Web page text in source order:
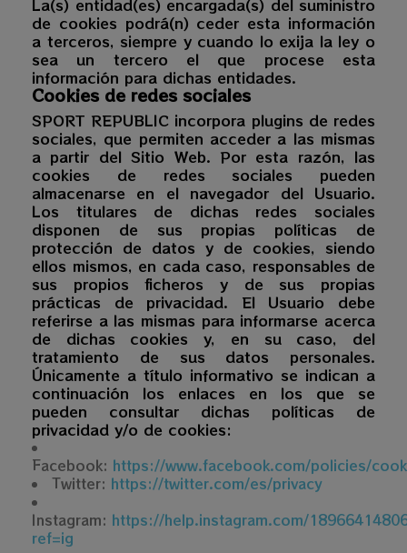
La(s) entidad(es) encargada(s) del suministro
de cookies podrá(n) ceder esta información
a terceros, siempre y cuando lo exija la ley o
sea un tercero el que procese esta
información para dichas entidades.
Cookies de redes sociales
SPORT REPUBLIC incorpora plugins de redes
sociales, que permiten acceder a las mismas
a partir del Sitio Web. Por esta razón, las
cookies de redes sociales pueden
almacenarse en el navegador del Usuario.
Los titulares de dichas redes sociales
disponen de sus propias políticas de
protección de datos y de cookies, siendo
ellos mismos, en cada caso, responsables de
sus propios ficheros y de sus propias
prácticas de privacidad. El Usuario debe
referirse a las mismas para informarse acerca
de dichas cookies y, en su caso, del
tratamiento de sus datos personales.
Únicamente a título informativo se indican a
continuación los enlaces en los que se
pueden consultar dichas políticas de
privacidad y/o de cookies:
Facebook: https://www.facebook.com/policies/
Twitter: https://twitter.com/es/privacy
Instagram: https://help.instagram.com/
ref=ig